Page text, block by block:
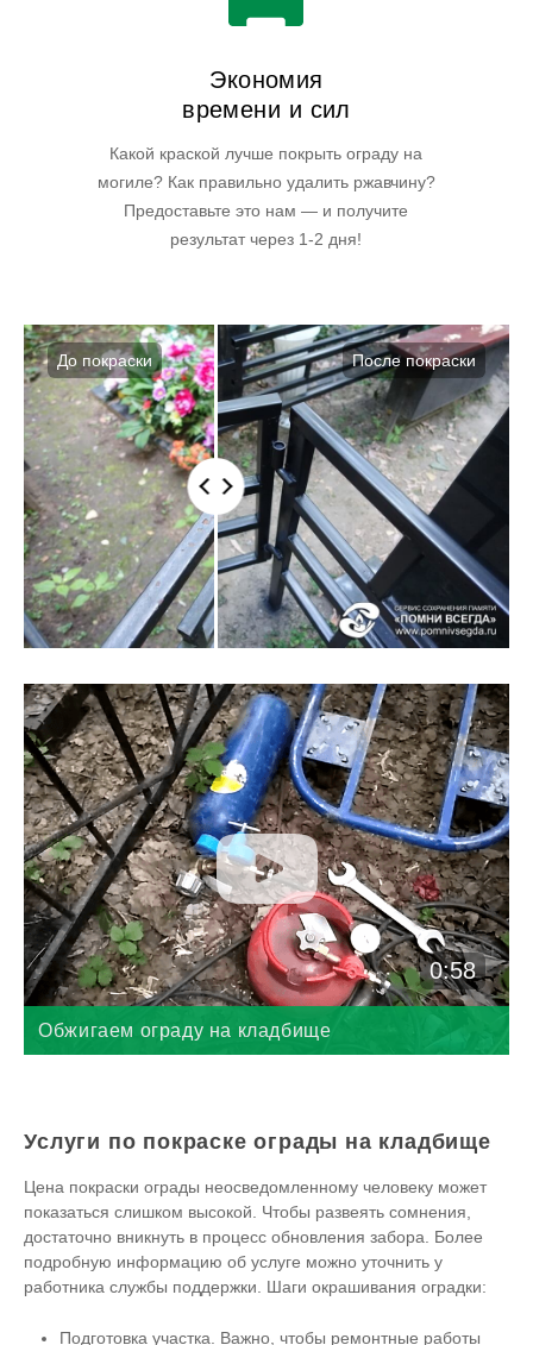
Экономия
времени и сил
Какой краской лучше покрыть ограду на
могиле? Как правильно удалить ржавчину?
Предоставьте это нам — и получите
результат через 1-2 дня!
0:58
Обжигаем ограду на кладбище
Услуги по покраске ограды на кладбище
Цена покраски ограды неосведомленному человеку может
показаться слишком высокой. Чтобы развеять сомнения,
достаточно вникнуть в процесс обновления забора. Более
подробную информацию об услуге можно уточнить у
работника службы поддержки. Шаги окрашивания оградки:
Подготовка участка. Важно, чтобы ремонтные работы